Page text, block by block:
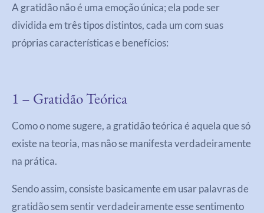
A gratidão não é uma emoção única; ela pode ser
dividida em três tipos distintos, cada um com suas
próprias características e benefícios:
1 – Gratidão Teórica
Como o nome sugere, a gratidão teórica é aquela que só
existe na teoria, mas não se manifesta verdadeiramente
na prática.
Sendo assim, consiste basicamente em usar palavras de
gratidão sem sentir verdadeiramente esse sentimento